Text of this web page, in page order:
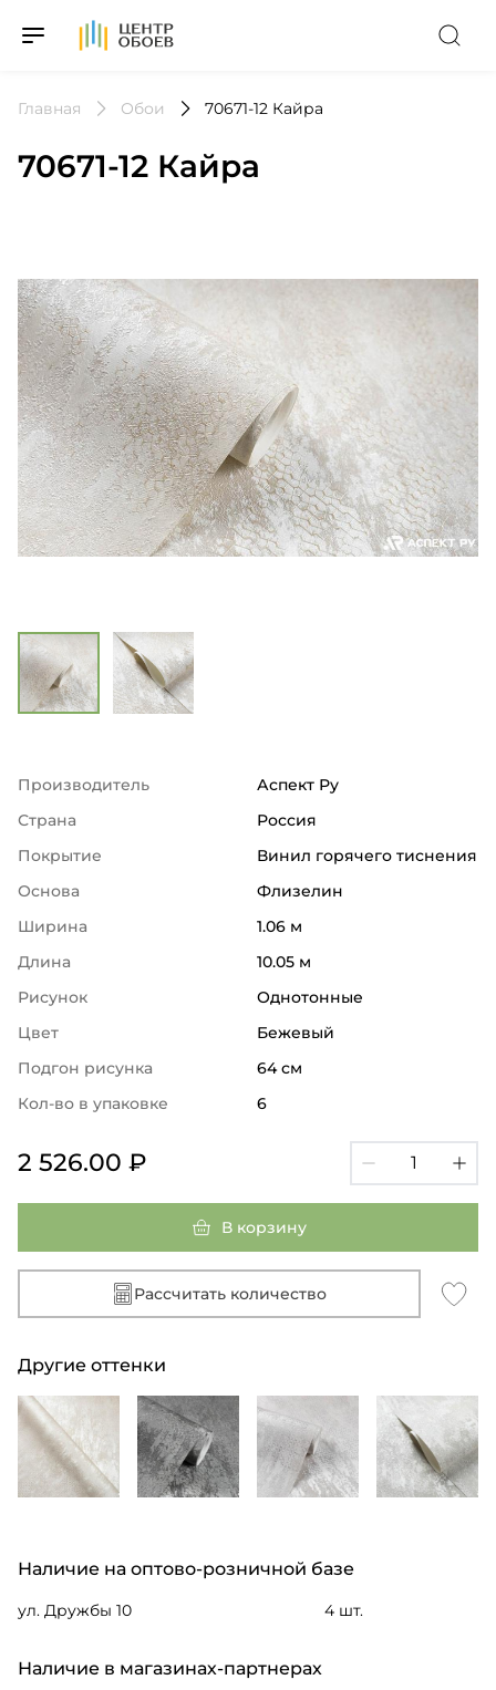
На Главную
Главная Обои 70671-12 Кайра
70671-12 Кайра
Производитель
Аспект Ру
Страна
Россия
Покрытие
Винил горячего тиснения
Основа
Флизелин
Ширина
1.06 м
Длина
10.05 м
Рисунок
Однотонные
Цвет
Бежевый
Подгон рисунка
64 см
Кол-во в упаковке
6
2 526.00 ₽
В корзину
Рассчитать количество
Другие оттенки
Наличие на оптово-розничной базе
ул. Дружбы 10 4 шт.
Наличие в магазинах-партнерах